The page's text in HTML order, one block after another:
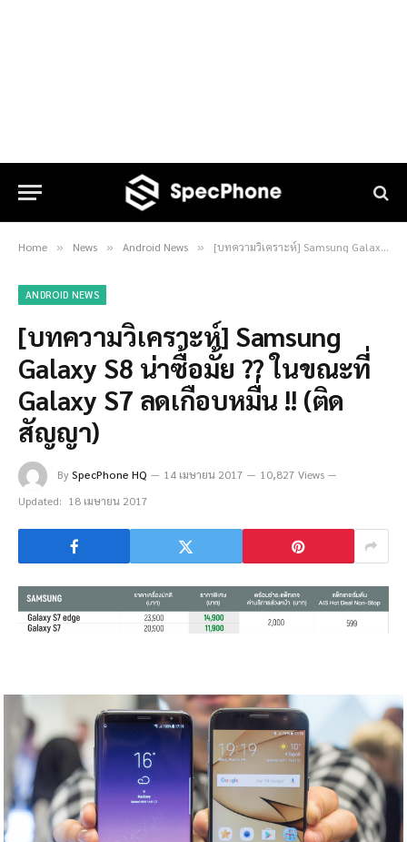
Home » News » Android News » [บทความวิเคราะห์] Samsung Galaxy S8 น่าซื้อมั้ย ?? ในขณะที่ Galaxy S7 ลดเกือบหมื่น !! (ติดสัญญา)
ANDROID NEWS
[บทความวิเคราะห์] Samsung
Galaxy S8 น่าซื้อมั้ย ?? ในขณะที่
Galaxy S7 ลดเกือบหมื่น !! (ติด
สัญญา)
BySpecPhone HQ 14 เมษายน 2017
10,827 Views
Updated: 18 เมษายน 2017